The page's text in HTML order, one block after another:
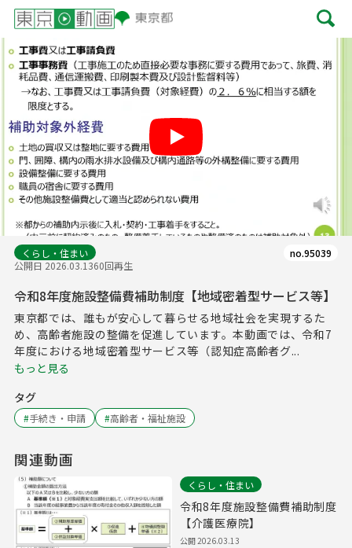
Play
くらし・住まい
公開日 2026.03.1360回再生
no.95039
令和8年度施設整備費補助制度【地域密着型サービス等】
東京都では、誰もが安心して暮らせる地域社会を実現するた
め、高齢者施設の整備を促進しています。本動画では、令和7
年度における地域密着型サービス等（認知症高齢者グ...
もっと見る
タグ
#手続き・申請 #高齢者・福祉施設
関連動画
くらし・住まい
令和8年度施設整備費補助制度
【介護医療院】
公開2026.03.13